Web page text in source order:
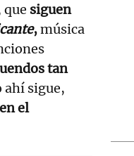
que siguen
,música
tan
ahí sigue,
el